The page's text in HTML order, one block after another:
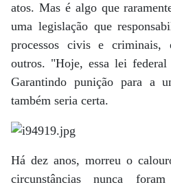
atos. Mas é algo que
uma legislação que
processos civis e criminais,
outros. "Hoje, essa lei
Garantindo punição para a
também seria certa.
Há dez anos, morreu o
circunstâncias nunca